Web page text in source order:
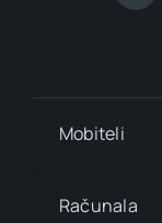
Mobiteli
Računala